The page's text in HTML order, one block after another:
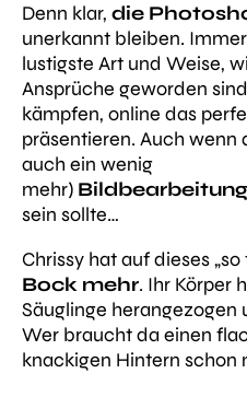
Denn klar, die
unerkannt bleiben.
lustigste Art und Weise,
Ansprüche geworden
kämpfen, online das
präsentieren. Auch wenn
auch ein wenig
mehr)
sein sollte…
Chrissy hat auf dieses „so
Bock mehr. Ihr Körper
Säuglinge herangezogen
Wer braucht da einen
knackigen Hintern schon